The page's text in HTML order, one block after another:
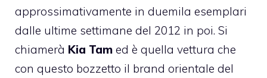
approssimativamente in duemila esemplari
dalle ultime settimane del 2012 in poi. Si
chiamerà Kia Tam ed è quella vettura che
con questo bozzetto il brand orientale del